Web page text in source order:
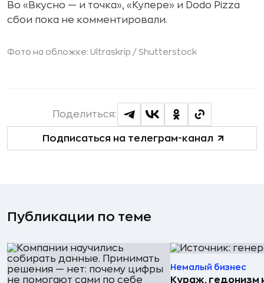
Во «Вкусно — и точка», «Купере» и Dodo Pizza
сбои пока не комментировали.
Фото на обложке: Ultraskrip / Shutterstock
Подписаться на телеграм-канал
Поделиться:
Публикации по теме
Немалый бизнес
Кураж, гедонизм